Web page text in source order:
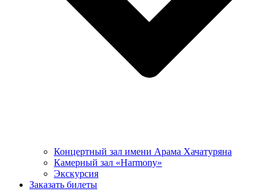
Концертный зал имени Арама Хачатуряна
Камерный зал «Harmony»
Экскурсия
Заказать билеты